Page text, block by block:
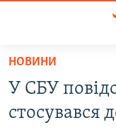
Перейти
основного
матеріалу
Перейти
ВІДЕО ТА ФОТО
НОВИНИ
У СБУ
стосувався